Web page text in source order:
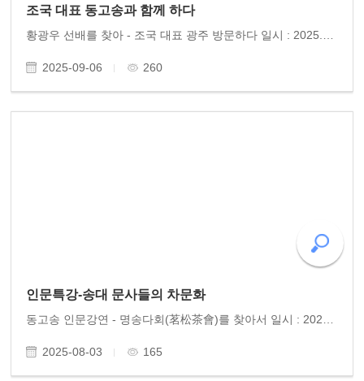
조국 대표 동고송과 함께 하다
2025-09-06 260
인문특강-송대 문사들의 차문화
2025-08-03 165